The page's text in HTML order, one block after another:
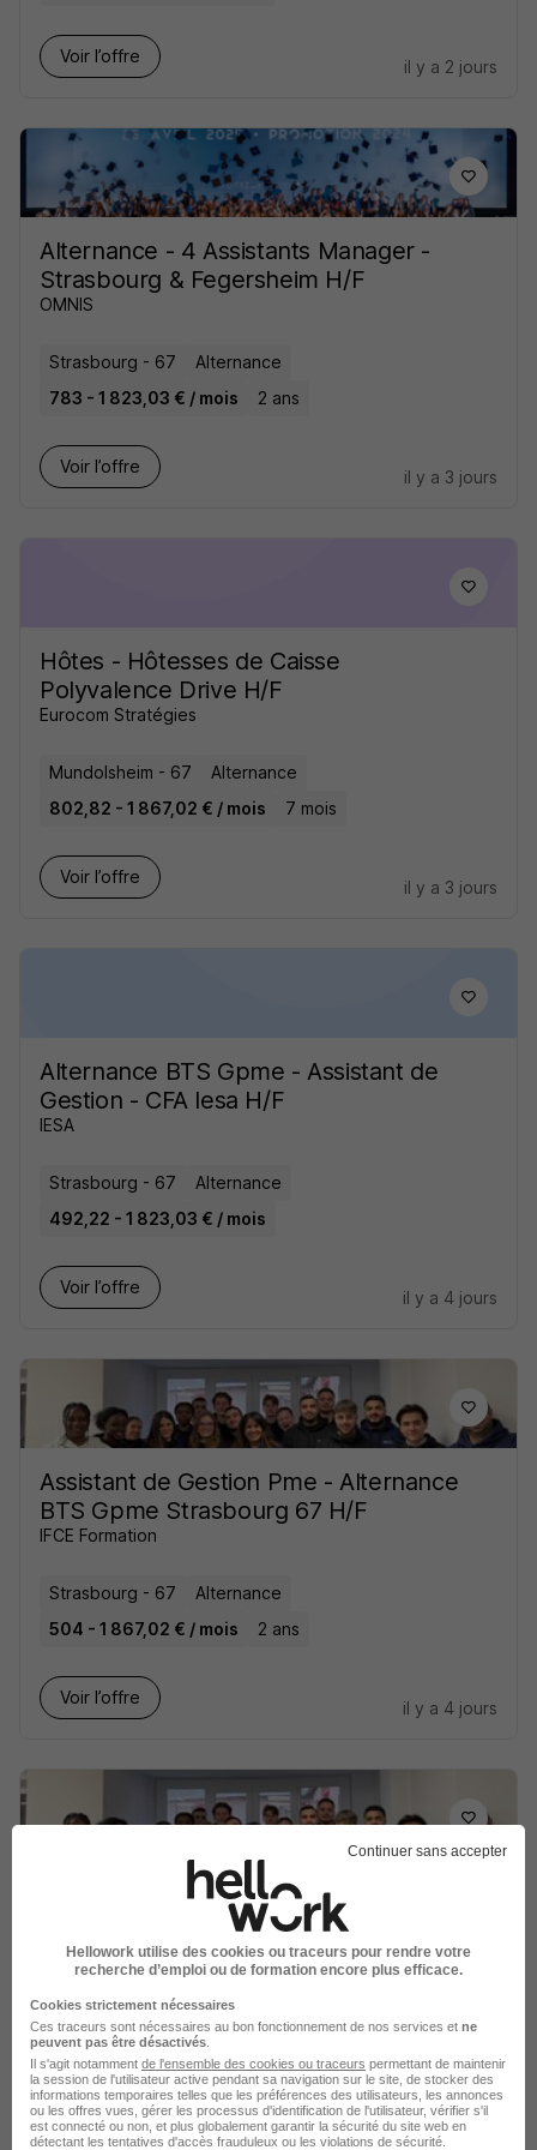
Voir l’offre
il y a 2 jours
Alternance - 4 Assistants Manager -
Strasbourg & Fegersheim H/F
OMNIS
Strasbourg - 67
Alternance
783 - 1 823,03 € / mois
2 ans
Voir l’offre
il y a 3 jours
Hôtes - Hôtesses de Caisse
Polyvalence Drive H/F
Eurocom Stratégies
Mundolsheim - 67
Alternance
802,82 - 1 867,02 € / mois
7 mois
Voir l’offre
il y a 3 jours
Alternance BTS Gpme - Assistant de
Gestion - CFA Iesa H/F
IESA
Strasbourg - 67
Alternance
492,22 - 1 823,03 € / mois
Voir l’offre
il y a 4 jours
Assistant de Gestion Pme - Alternance
BTS Gpme Strasbourg 67 H/F
IFCE Formation
Strasbourg - 67
Alternance
504 - 1 867,02 € / mois
2 ans
Voir l’offre
il y a 4 jours
Assistant de Manager - Alternance
BTS Sam Strasbourg 67 H/F
IFCE Formation
Strasbourg - 67
Alternance
504 - 1 867,02 € / mois
Voir l’offre
il y a 4 jours
Continuer sans accepter
Hellowork utilise des cookies ou traceurs pour rendre votre
recherche d’emploi ou de formation encore plus efficace.
Cookies strictement nécessaires
Ces traceurs sont nécessaires au bon fonctionnement de nos services et ne
peuvent pas être désactivés
Il s'agit notamment de l'ensemble des cookies ou traceurs permettant de maintenir
la session de l'utilisateur active pendant sa navigation sur le site, de stocker des
informations temporaires telles que les préférences des utilisateurs, les annonces
ou les offres vues, gérer les processus d'identification de l'utilisateur, vérifier s'il
est connecté ou non, et plus globalement garantir la sécurité du site web en
détectant les tentatives d'accès frauduleux ou les violations de sécurité.